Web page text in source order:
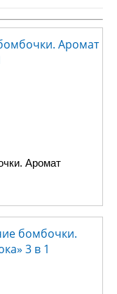
наборы для
например:
из пайеток, и
с помощью
Аромат